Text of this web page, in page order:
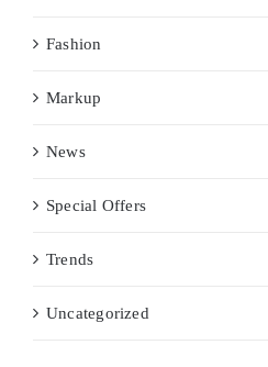
Fashion
Markup
News
Special Offers
Trends
Uncategorized